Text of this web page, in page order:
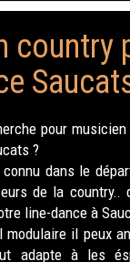
country
pour
?
dans le
de la
line-dance à
il peux
adapte à les